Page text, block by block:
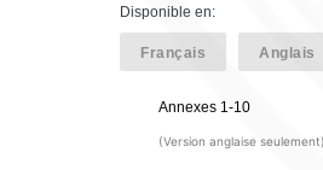
Disponible en:
Français Anglais
Annexes 1-10
(Version anglaise seulement)